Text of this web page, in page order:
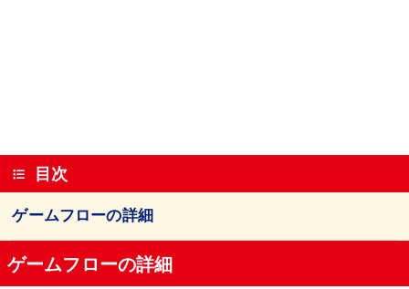
目次
ゲームフローの詳細
ゲームフローの詳細